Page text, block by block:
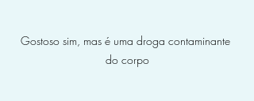
Gostoso sim, mas é uma droga contaminante
do corpo